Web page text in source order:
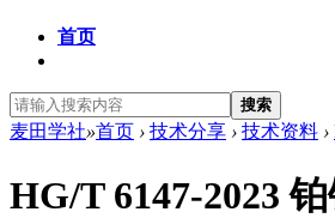
首页
搜索
麦田学社»首页 › 技术分享 › 技术资料 ›
HG/T 6147-2023